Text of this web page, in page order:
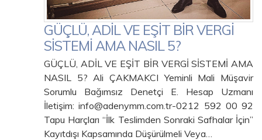
GÜÇLÜ, ADİL VE EŞİT BİR VERGİ
SİSTEMİ AMA NASIL 5?
GÜÇLÜ, ADİL VE EŞİT BİR VERGİ SİSTEMİ AMA
NASIL 5? Ali ÇAKMAKCI Yeminli Mali Müşavir
Sorumlu Bağımsız Denetçi E. Hesap Uzmanı
İletişim: info@adenymm.com.tr-0212 592 00 92
Tapu Harçları “İlk Teslimden Sonraki Safhalar İçin”
Kayıtdışı Kapsamında Düşürülmeli Veya…